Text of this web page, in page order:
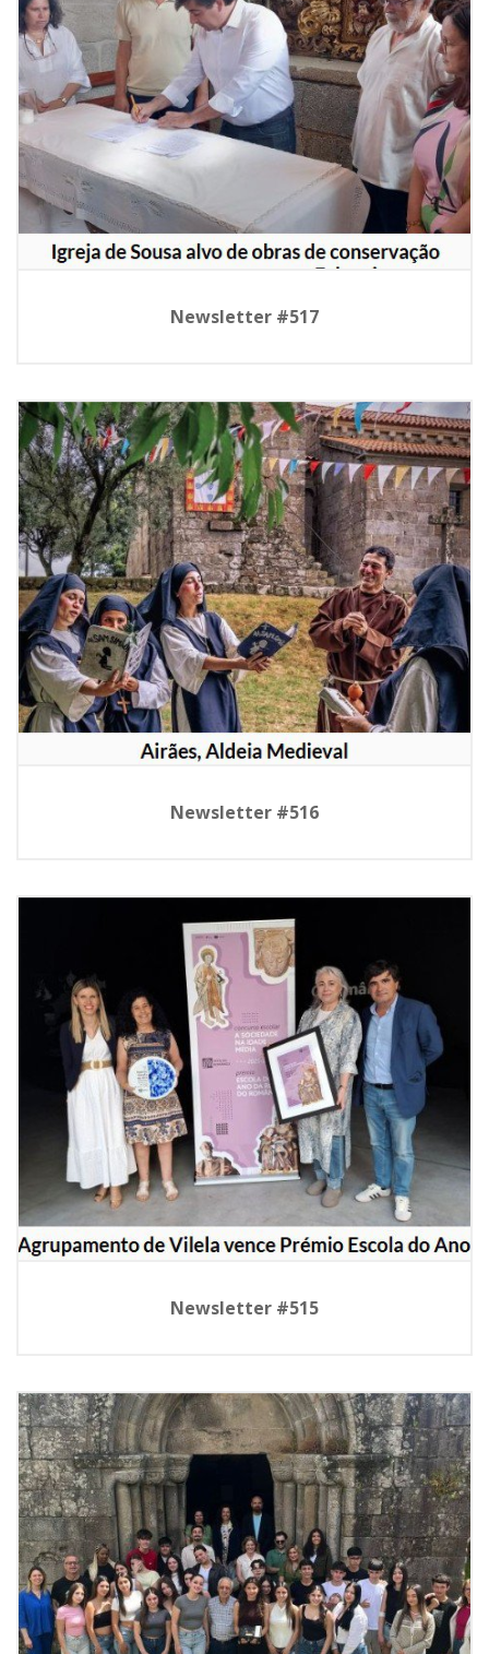
Newsletter #517
Newsletter #516
Newsletter #515